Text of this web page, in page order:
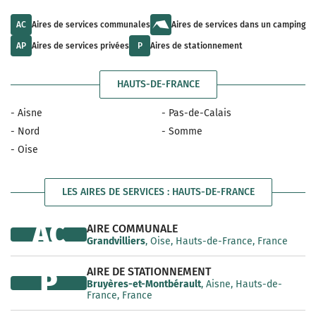
i
l
b
l
a
v
i
l
l
l
t
a
v
l
b
l
e
AC Aires de services communales Aires de services dans un camping
AP Aires de services privées P Aires de stationnement
HAUTS-DE-FRANCE
- Aisne
- Nord
- Oise
- Pas-de-Calais
- Somme
LES AIRES DE SERVICES : HAUTS-DE-FRANCE
AIRE COMMUNALE
Grandvilliers, Oise, Hauts-de-France, France
AC
AIRE DE STATIONNEMENT
Bruyères-et-Montbérault, Aisne, Hauts-de-
France, France
P